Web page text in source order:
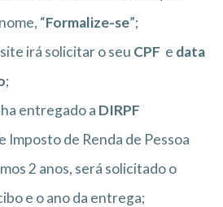
“Formalize-se”;
irá solicitar o seu CPF e data
;
entregado a DIRPF
Imposto de Renda de Pessoa
2 anos, será solicitado o
e o ano da entrega;